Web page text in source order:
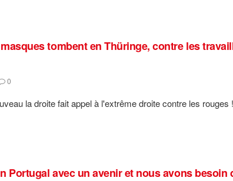
tombent en Thüringe, contre les
0
la droite fait appel à l'extrême droite contre les rouges
Portugal avec un avenir et nous avons besoin